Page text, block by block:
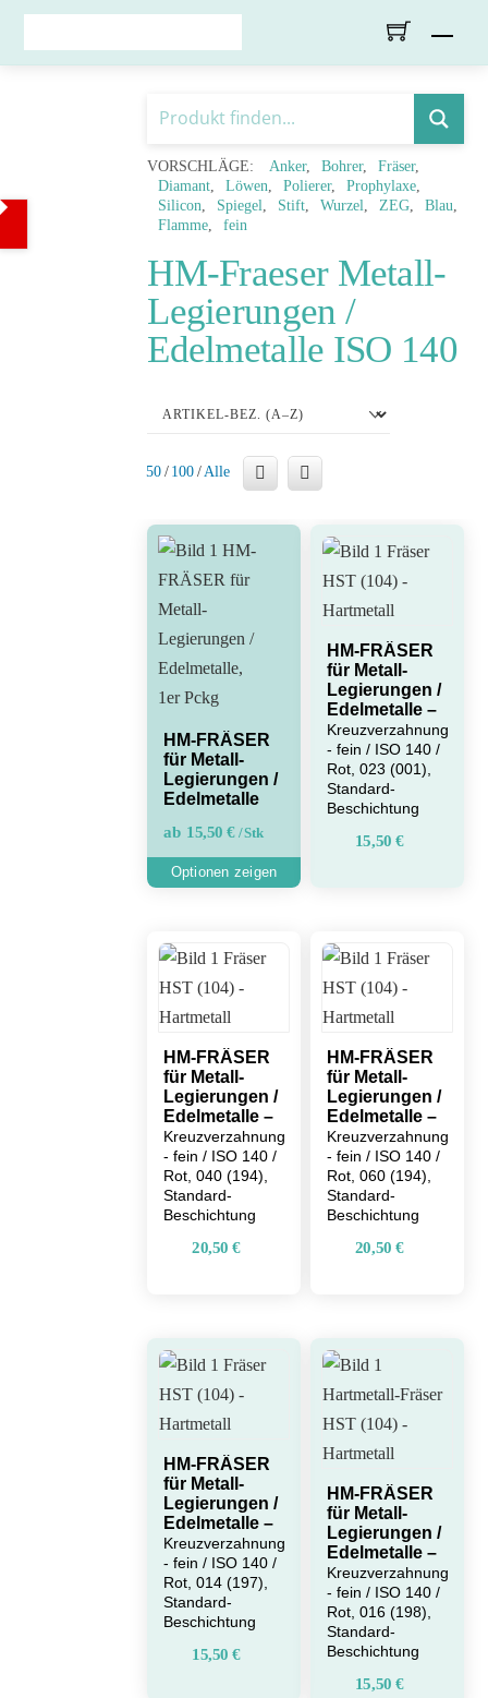
Skip
VORSCHLÄGE: Anker Bohrer
Fräser
Diamant
Löwen Polierer
Prophylaxe
Silicon
Spiegel Stift Wurzel ZEG
Blau
Flamme
fein
HM-Fraeser Metall-
Legierungen /
Edelmetalle ISO 140
50 / 100 /Alle
HM-FRÄSER
für Metall-
Legierungen /
Edelmetalle
ab 15,50€ / Stk
Produkt
weist
Varianten
können
auf
der
Produktseite
HM-FRÄSER
für Metall-
Legierungen /
Edelmetalle –
Kreuzverzahnung
- fein / ISO 140 /
Rot, 023 (001),
Standard-
Beschichtung
15,50€
HM-FRÄSER
für Metall-
Legierungen /
Edelmetalle –
Kreuzverzahnung
- fein / ISO 140 /
Rot, 040 (194),
Standard-
Beschichtung
20,50€
HM-FRÄSER
für Metall-
Legierungen /
Edelmetalle –
Kreuzverzahnung
- fein / ISO 140 /
Rot, 060 (194),
Standard-
Beschichtung
20,50€
HM-FRÄSER
für Metall-
Legierungen /
Edelmetalle –
Kreuzverzahnung
- fein / ISO 140 /
Rot, 014 (197),
Standard-
Beschichtung
15,50€
HM-FRÄSER
für Metall-
Legierungen /
Edelmetalle –
Kreuzverzahnung
- fein / ISO 140 /
Rot, 016 (198),
Standard-
Beschichtung
15,50€